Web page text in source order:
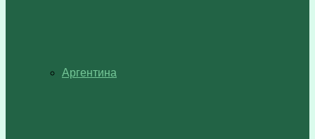
Аргентина